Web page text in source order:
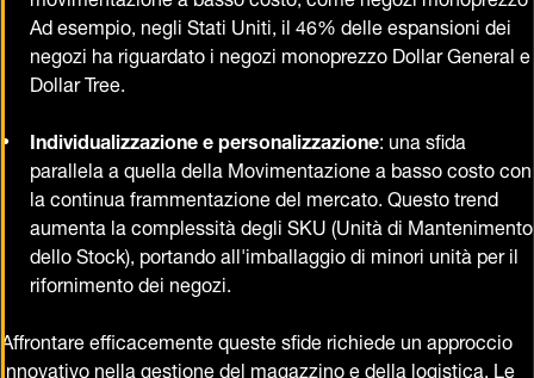
Ad esempio, negli Stati Uniti, il 46% delle espansioni dei
negozi ha riguardato i negozi monoprezzo Dollar General e
Dollar Tree.
Individualizzazione e personalizzazione: una sfida
parallela a quella della Movimentazione a basso costo con
la continua frammentazione del mercato. Questo trend
aumenta la complessità degli SKU (Unità di Mantenimento
dello Stock), portando all'imballaggio di minori unità per il
rifornimento dei negozi.
Affrontare efficacemente queste sfide richiede un approccio
innovativo nella gestione del magazzino e della logistica. Le